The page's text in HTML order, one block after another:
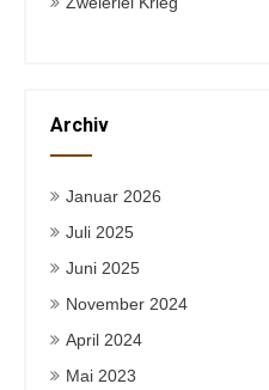
Archiv
Januar 2026
Juli 2025
Juni 2025
November 2024
April 2024
Mai 2023